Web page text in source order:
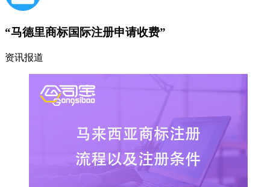
“马德里商标国际注册申请收费”
资讯报道